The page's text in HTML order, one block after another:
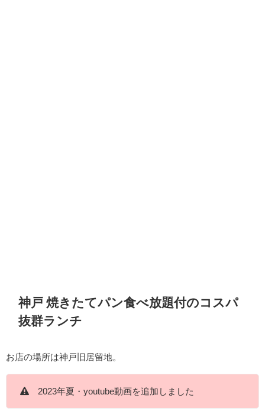
神戸 焼きたてパン食べ放題付のコスパ
抜群ランチ
お店の場所は神戸旧居留地。
2023年夏・youtube動画を追加しました